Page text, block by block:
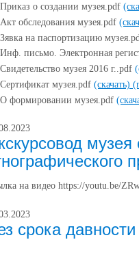
Приказ о создании музея.pdf
Акт обследования музея.pdf
Зявка на паспортизацию
Инф. письмо. Электронная
Свидетельство музея 2016 г..pdf
Сертификат музея.pdf (скачать)
О формировании музея.pdf
музея
на видео https://youtu.be/
срока давности